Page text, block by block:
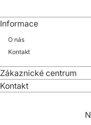
Informace
O nás
Kontakt
Zákaznické centrum
Kontakt